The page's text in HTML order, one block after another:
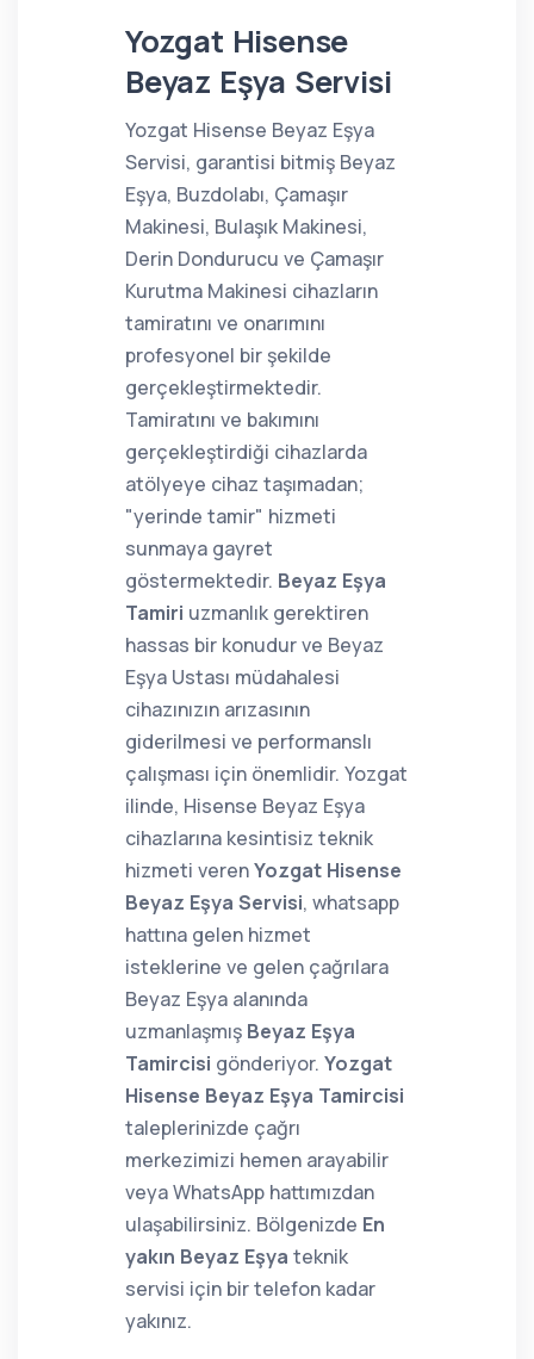
Yozgat Hisense
Beyaz Eşya Servisi
Yozgat Hisense Beyaz Eşya
Servisi, garantisi bitmiş Beyaz
Eşya, Buzdolabı, Çamaşır
Makinesi, Bulaşık Makinesi,
Derin Dondurucu ve Çamaşır
Kurutma Makinesi cihazların
tamiratını ve onarımını
profesyonel bir şekilde
gerçekleştirmektedir.
Tamiratını ve bakımını
gerçekleştirdiği cihazlarda
atölyeye cihaz taşımadan;
"yerinde tamir" hizmeti
sunmaya gayret
göstermektedir. Beyaz Eşya
Tamiri uzmanlık gerektiren
hassas bir konudur ve Beyaz
Eşya Ustası müdahalesi
cihazınızın arızasının
giderilmesi ve performanslı
çalışması için önemlidir. Yozgat
ilinde, Hisense Beyaz Eşya
cihazlarına kesintisiz teknik
hizmeti verenYozgat Hisense
Beyaz Eşya Servisi, whatsapp
hattına gelen hizmet
isteklerine ve gelen çağrılara
Beyaz Eşya alanında
uzmanlaşmış Beyaz Eşya
Tamircisi gönderiyor. Yozgat
Hisense Beyaz Eşya Tamircisi
taleplerinizde çağrı
merkezimizi hemen arayabilir
veya WhatsApp hattımızdan
ulaşabilirsiniz. Bölgenizde En
yakın Beyaz Eşya teknik
servisi için bir telefon kadar
yakınız.